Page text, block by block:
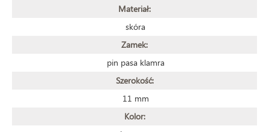
Materiał:
skóra
Zamek:
pin pasa klamra
Szerokość:
11 mm
Kolor: